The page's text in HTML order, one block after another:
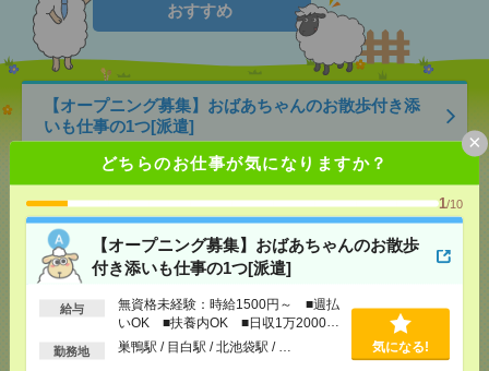
どちらのお仕事が気になりますか？
1/10
【オープニング募集】おばあちゃんのお散歩
付き添いも仕事の1つ[派遣]
給与
無資格未経験：時給1500円～ ■週払
いOK ■扶養内OK ■日収1万2000円
以上
勤務地 巣鴨駅 / 目白駅 / 北池袋駅 / … 気になる!
×
おすすめ
【オープニング募集】おばあちゃんのお散歩付き添
いも仕事の1つ[派遣]
無資格未経験：時給1500円～ ■週払い
OK ■扶養内OK ■日収1万2000円以上
[交通費]交通費全額支給
[勤務地]
気になる！
説明会参加で全員に【現金2千円相当プレゼント】生
活のお手伝い[派遣]
[給 与]無資格未経験：時給1500円～ ■週払い